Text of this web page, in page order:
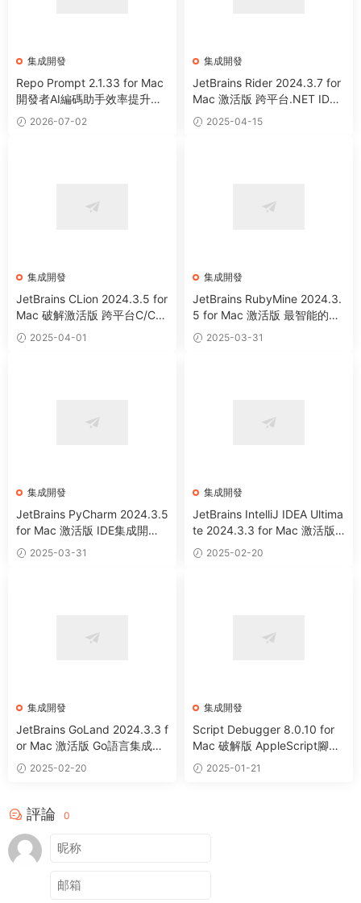
集成開發
Repo Prompt 2.1.33 for Mac
開發者AI編碼助手效率提升工
具 2026-07-02
集成開發
JetBrains Rider 2024.3.7 for
Mac 激活版 跨平台.NET IDE
集成開發工具 (Intel+Apple Sil
icon)
2025-04-15
集成開發
JetBrains CLion 2024.3.5 for
Mac 破解激活版 跨平台C/C+
+IDE集成開發工具 (Intel+App
le Silicon)
2025-04-01
集成開發
JetBrains RubyMine 2024.3.
5 for Mac 激活版 最智能的Ru
by與Rails集成開發工具 (Intel
+Apple Silicon)
2025-03-31
集成開發
JetBrains PyCharm 2024.3.5
for Mac 激活版 IDE集成開發
環境工具 (Intel+Apple Silico
n)
2025-03-31
集成開發
JetBrains IntelliJ IDEA Ultima
te 2024.3.3 for Mac 激活版 J
ava語言集成開發環境 (Intel+
Apple Silicon)
2025-02-20
集成開發
JetBrains GoLand 2024.3.3 f
or Mac 激活版 Go語言集成開
發環境 (Intel+Apple Silicon)
2025-02-20
集成開發
Script Debugger 8.0.10 for
Mac 破解版 AppleScript腳本
調試工具
2025-01-21
評論 0